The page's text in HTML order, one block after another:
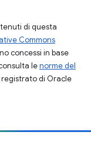
di questa
Commons
concessi in base
lenorme del
registrato di Oracle